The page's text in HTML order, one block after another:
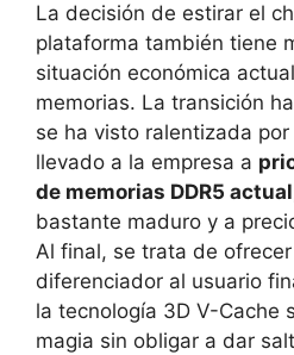
La decisión de estirar el
plataforma también tiene
situación económica
memorias. La transición
se ha visto ralentizada
llevado a la empresa a
de memorias DDR5 actual
bastante maduro y a
Al final, se trata de
diferenciador al usuario
la tecnología 3D V-Cache
magia sin obligar a dar